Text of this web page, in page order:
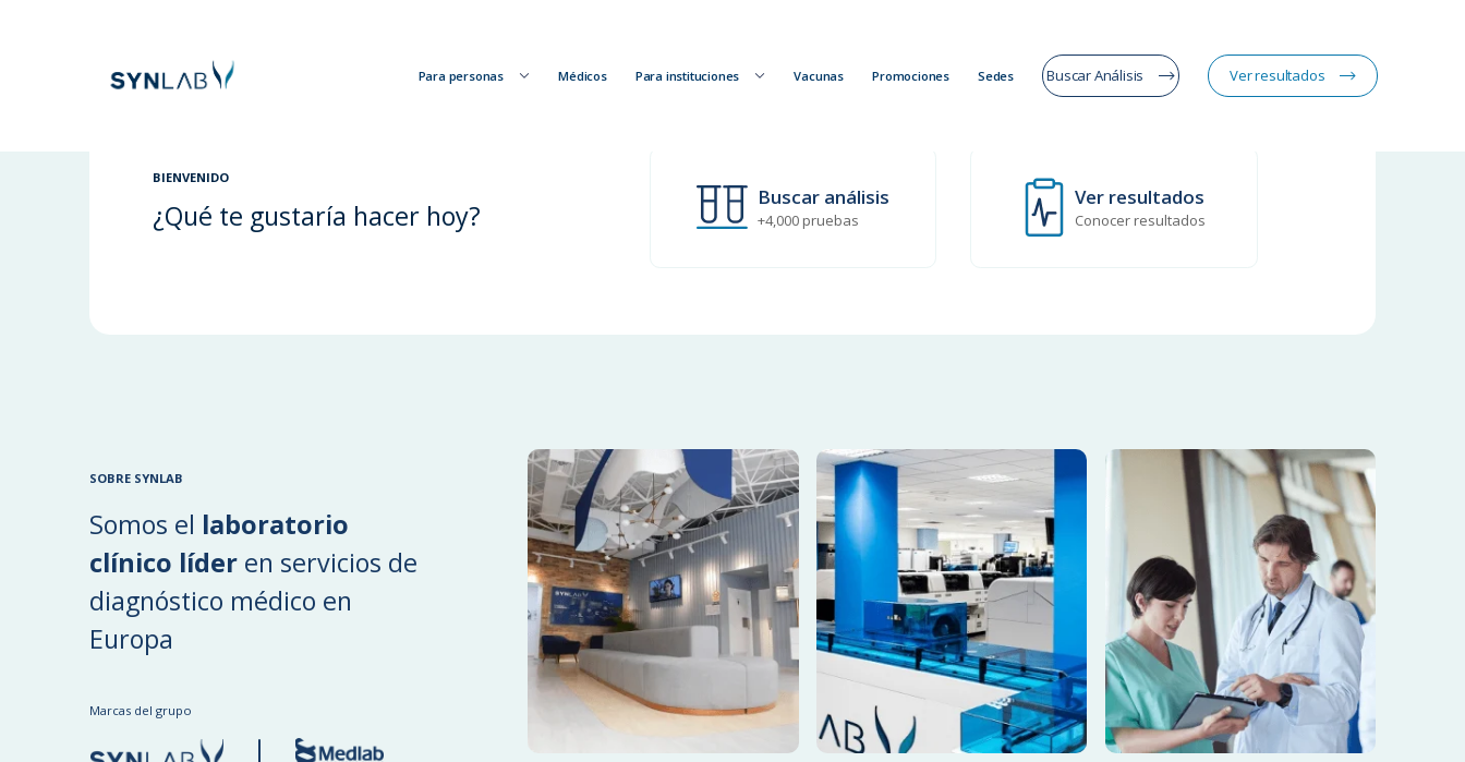
Para personas Médicos Para instituciones Vacunas Promociones Sedes Buscar Análisis Ver resultados
BIENVENIDO
¿Qué te gustaría hacer hoy?
Buscar análisis
+4,000 pruebas
Ver resultados
Conocer resultados
SOBRE SYNLAB
Somos el laboratorio
clínico líder en servicios de
diagnóstico médico en
Europa
Marcas del grupo